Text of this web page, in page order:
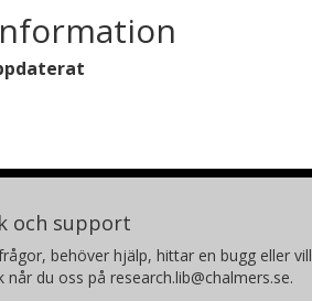
och support
behöver hjälp, hittar en bugg eller vill
når du oss på research.lib@chalmers.se.